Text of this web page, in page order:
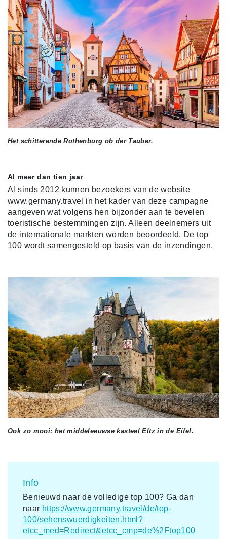
Het schitterende Rothenburg ob der Tauber.
Al meer dan tien jaar
Al sinds 2012 kunnen bezoekers van de website
www.germany.travel in het kader van deze campagne
aangeven wat volgens hen bijzonder aan te bevelen
toeristische bestemmingen zijn. Alleen deelnemers uit
de internationale markten worden beoordeeld. De top
100 wordt samengesteld op basis van de inzendingen.
Ook zo mooi: het middeleeuwse kasteel Eltz in de Eifel.
Info
Benieuwd naar de volledige top 100? Ga dan
naar https://www.germany.travel/de/top-
100/sehenswuerdigkeiten.html?
etcc_med=Redirect&etcc_cmp=de%2Ftop100